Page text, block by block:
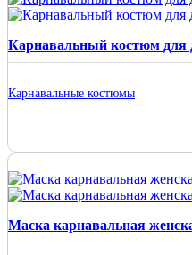
Карнавальный костюм для
Карнавальные костюмы
Маска карнавальная